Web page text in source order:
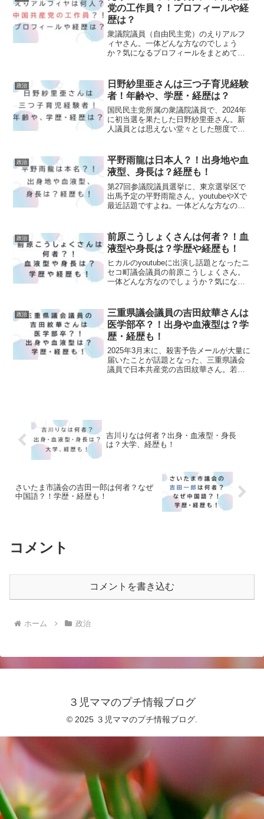
地：大阪府大阪市生まれ（国...
党の工作員？！プロフィールや経
歴は？
衆議院議員（自由民主党）のえりアルフ
ィヤさん。一体どんな方なのでしょう
か？気になるプロフィールをまとめてみ
上薗益雄さんという方が興味深いyoutube
を出されていま...
政治
日野紗里亜さんは三つ子育児経験
者！年齢や、学歴・経歴は？
国民民主党所属の衆議院議員で、2024年
に初当選を果たした日野紗里亜さん。新
人議員とは思えない堂々とした態度で三
亜さんの気になるプロフィールをまとめ
てみました！日野紗里...
政治
平野雨龍は日本人？！出身地や血
液型、身長は？経歴も！
第27回参議院議員選挙に、東京選挙区で
出馬予定の平野雨龍さん。youtubeやXで
最近話題ですよね。一体どんな方なので
出身・血液型は？本名は、平野鈴子
（2021年1月3...
政治
前原こうしょくさんは何者？！血
液型や身長は？学歴や経歴も！
ヒカルのyoutubeに出演し話題となったニ
セコ町議会議員の前原こうしょくさん。
一体どんな方なのでしょうか？気になる
地：東京都文京区生年月日：1980年血液
型：不明身長...
政治
三重県議会議員の吉田紋華さんは
医学部卒？！出身や血液型は？学
歴・経歴も！
2025年3月末に、殺害予告メールが大量に
届いたことが話題となった、三重県議会
議員で日本共産党の吉田紋華さん。若手
吉川りなは何者？出身・血液型・身長
は？大学、経歴も！
さいたま市議会の吉田一郎は何者？なぜ
中国語？！学歴・経歴も！
コメント
コメントを書き込む
ホーム 政治
３児ママのプチ情報ブログ
© 2025 ３児ママのプチ情報ブログ.